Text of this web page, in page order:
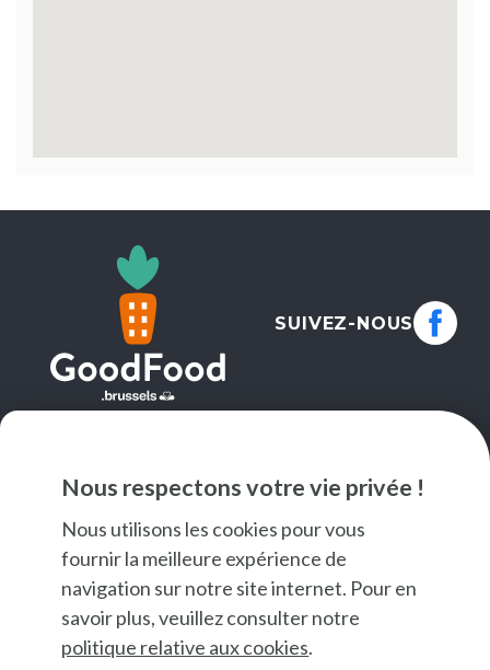
Nous respectons votre vie privée !
Nous utilisons les cookies pour vous
fournir la meilleure expérience de
navigation sur notre site internet. Pour en
savoir plus, veuillez consulter notre
politique relative aux cookies.
SUIVEZ-NOUS